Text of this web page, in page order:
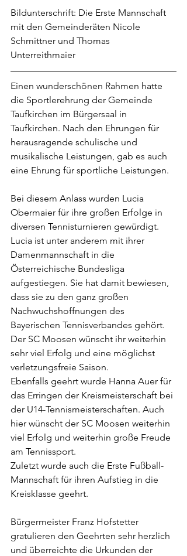
Bildunterschrift: Die Erste Mannschaft
mit den Gemeinderäten Nicole
Schmittner und Thomas
Unterreithmaier
Einen wunderschönen Rahmen hatte
die Sportlerehrung der Gemeinde
Taufkirchen im Bürgersaal in
Taufkirchen. Nach den Ehrungen für
herausragende schulische und
musikalische Leistungen, gab es auch
eine Ehrung für sportliche Leistungen.
Bei diesem Anlass wurden Lucia
Obermaier für ihre großen Erfolge in
diversen Tennisturnieren gewürdigt.
Lucia ist unter anderem mit ihrer
Damenmannschaft in die
Österreichische Bundesliga
aufgestiegen. Sie hat damit bewiesen,
dass sie zu den ganz großen
Nachwuchshoffnungen des
Bayerischen Tennisverbandes gehört.
Der SC Moosen wünscht ihr weiterhin
sehr viel Erfolg und eine möglichst
verletzungsfreie Saison.
Ebenfalls geehrt wurde Hanna Auer für
das Erringen der Kreismeisterschaft bei
der U14-Tennismeisterschaften. Auch
hier wünscht der SC Moosen weiterhin
viel Erfolg und weiterhin große Freude
am Tennissport.
Zuletzt wurde auch die Erste Fußball-
Mannschaft für ihren Aufstieg in die
Kreisklasse geehrt.
Bürgermeister Franz Hofstetter
gratulieren den Geehrten sehr herzlich
und überreichte die Urkunden der